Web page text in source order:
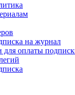
на журнал
оплаты